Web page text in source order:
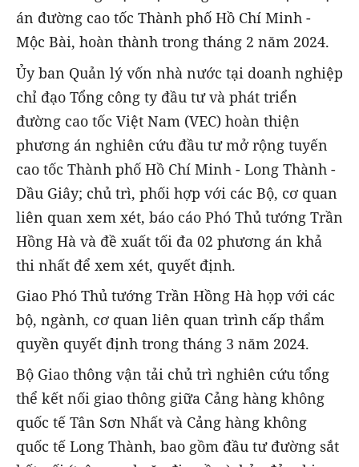
án đường cao tốc Thành phố Hồ Chí Minh -
Mộc Bài, hoàn thành trong tháng 2 năm 2024.
Ủy ban Quản lý vốn nhà nước tại doanh nghiệp
chỉ đạo Tổng công ty đầu tư và phát triển
đường cao tốc Việt Nam (VEC) hoàn thiện
phương án nghiên cứu đầu tư mở rộng tuyến
cao tốc Thành phố Hồ Chí Minh - Long Thành -
Dầu Giây; chủ trì, phối hợp với các Bộ, cơ quan
liên quan xem xét, báo cáo Phó Thủ tướng Trần
Hồng Hà và đề xuất tối đa 02 phương án khả
thi nhất để xem xét, quyết định.
Giao Phó Thủ tướng Trần Hồng Hà họp với các
bộ, ngành, cơ quan liên quan trình cấp thẩm
quyền quyết định trong tháng 3 năm 2024.
Bộ Giao thông vận tải chủ trì nghiên cứu tổng
thể kết nối giao thông giữa Cảng hàng không
quốc tế Tân Sơn Nhất và Cảng hàng không
quốc tế Long Thành, bao gồm đầu tư đường sắt